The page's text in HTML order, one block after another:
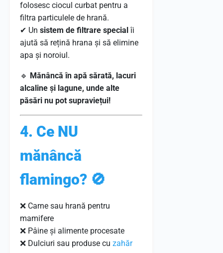
folosesc ciocul curbat pentru a
filtra particulele de hrană.
✔ Un sistem de filtrare specialîi
ajută să rețină hrana și să elimine
apa și noroiul.
🔹 Mănâncă în apă sărată, lacuri
alcaline și lagune, unde alte
păsări nu pot supraviețui!
4. Ce NU
mănâncă
flamingo? 🚫
❌ Carne sau hrană pentru
mamifere
❌ Pâine și alimente procesate
❌ Dulciuri sau produse cu zahăr